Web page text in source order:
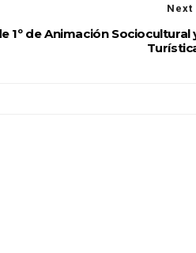
Next
1º de Animación Sociocultural